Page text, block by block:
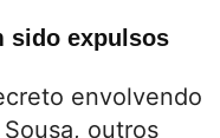
sido expulsos
envolvendo
outros